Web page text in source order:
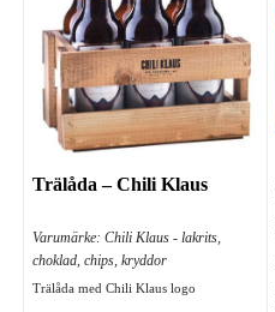
Trälåda – Chili Klaus
Varumärke: Chili Klaus - lakrits,
choklad, chips, kryddor
Trälåda med Chili Klaus logo